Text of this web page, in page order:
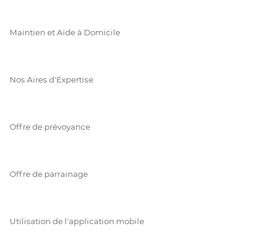
Maintien et Aide à Domicile
Nos Aires d'Expertise
Offre de prévoyance
Offre de parrainage
Utilisation de l'application mobile